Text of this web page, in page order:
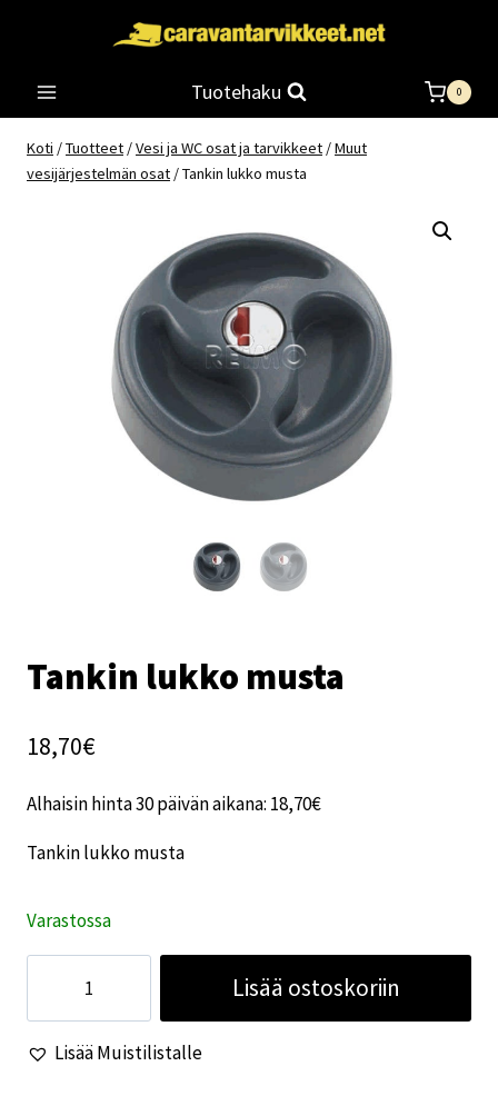
Tuotehaku 0
Koti /Tuotteet /Vesi ja WC osat ja tarvikkeet /Muut
vesijärjestelmän osat /Tankin lukko musta
Tankin lukko musta
18,70€
Alhaisin hinta 30 päivän aikana: 18,70€
Tankin lukko musta
Varastossa
musta
määrä
Lisää ostoskoriin
Lisää Muistilistalle